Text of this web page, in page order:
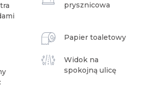
prysznicowa
Papier toaletowy
Widok na
spokojną ulicę